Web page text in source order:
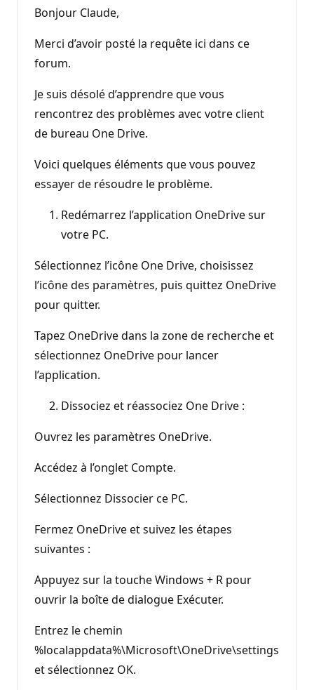
Bonjour Claude,
Merci d’avoir posté la requête ici dans ce
forum.
Je suis désolé d’apprendre que vous
rencontrez des problèmes avec votre client
de bureau One Drive.
Voici quelques éléments que vous pouvez
essayer de résoudre le problème.
Redémarrez l’application OneDrive sur
votre PC.
Sélectionnez l’icône One Drive, choisissez
l’icône des paramètres, puis quittez OneDrive
pour quitter.
Tapez OneDrive dans la zone de recherche et
sélectionnez OneDrive pour lancer
l’application.
Dissociez et réassociez One Drive :
Ouvrez les paramètres OneDrive.
Accédez à l’onglet Compte.
Sélectionnez Dissocier ce PC.
Fermez OneDrive et suivez les étapes
suivantes :
Appuyez sur la touche Windows + R pour
ouvrir la boîte de dialogue Exécuter.
Entrez le chemin
%localappdata%\Microsoft\OneDrive\settings
et sélectionnez OK.